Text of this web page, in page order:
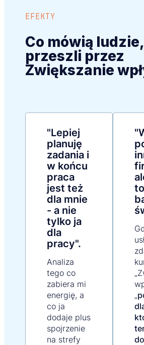
EFEKTY
Co mówią
przeszli przez
Zwiększanie
"Lepiej
planuję
zadania i
w końcu
praca
jest też
dla mnie
- a nie
tylko ja
dla
pracy".
Analiza
tego co
zabiera mi
energię, a
co ja
dodaje plus
spojrzenie
na strefy
to
„
do